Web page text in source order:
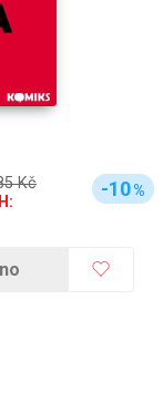
Kč
-10%